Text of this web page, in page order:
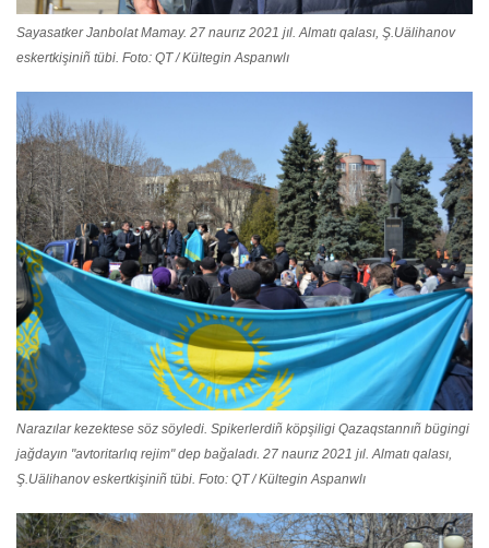
Sayasatker Janbolat Mamay. 27 naurız 2021 jıl. Almatı qalası, Ş.Uälihanov
eskertkişiniñ tübi. Foto: QT / Kültegin Aspanwlı
Narazılar kezektese söz söyledi. Spikerlerdiñ köpşiligi Qazaqstannıñ bügingi
jağdayın "avtoritarlıq rejim" dep bağaladı. 27 naurız 2021 jıl. Almatı qalası,
Ş.Uälihanov eskertkişiniñ tübi. Foto: QT / Kültegin Aspanwlı